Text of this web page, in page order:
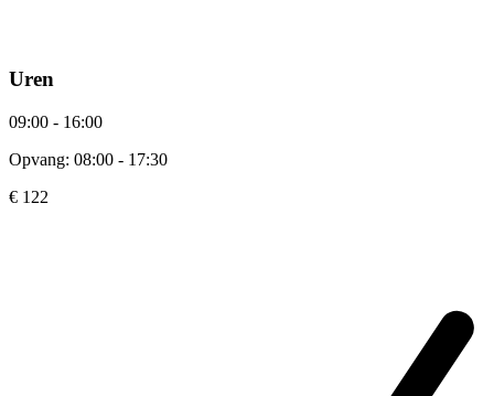
Uren
09:00 - 16:00
Opvang: 08:00 - 17:30
€ 122